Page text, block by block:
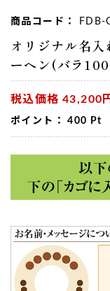
商品コード： FDB-
オリジナル名
ーヘン(バラ
税込価格 43,200
ポイント： 400 Pt